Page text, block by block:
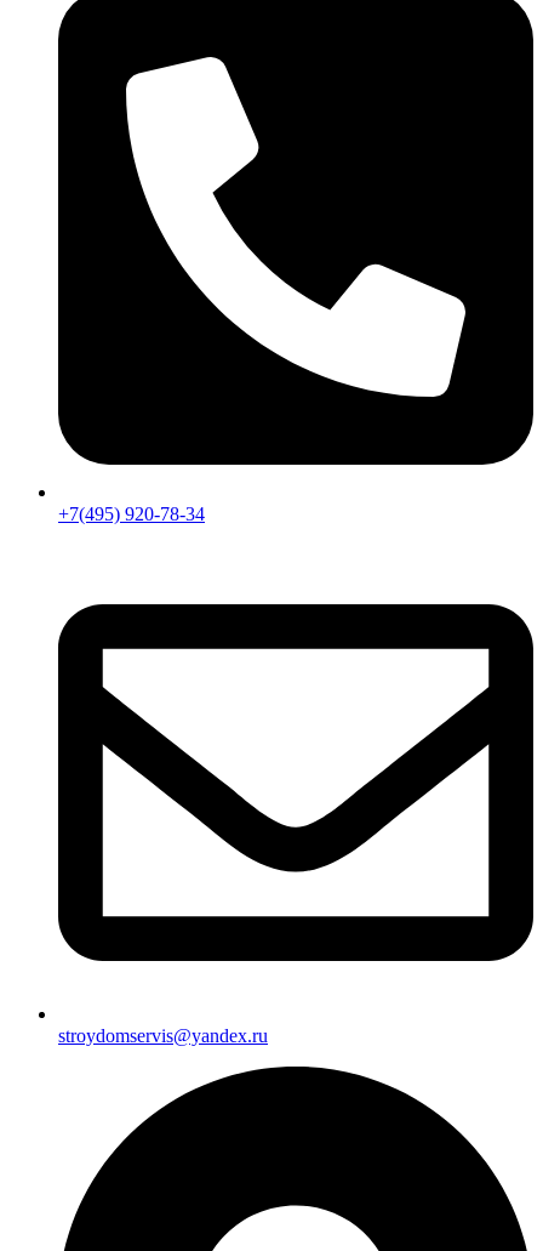
+7(495) 920-78-34
stroydomservis@yandex.ru